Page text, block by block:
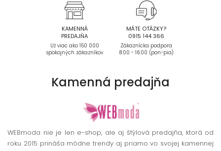
KAMENNÁ
PREDAJŇA
Už viac ako 150 000
spokojných zákazníkov
MÁTE OTÁZKY?
0915 144 366
Zákaznícka podpora
8:00 - 16:00 (pon-pia)
Kamenná predajňa
WEBmoda nie je len e-shop, ale aj štýlová predajňa, ktorá od
roku 2015 prináša módne trendy aj priamo vo svojej kamennej